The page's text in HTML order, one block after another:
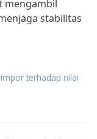
mengambil
stabilitas
terhadap nilai